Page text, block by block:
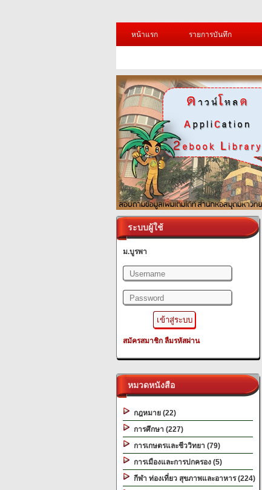
หน้าแรก
รายการบันทึก
ระบบผู้ใช้
ม.บูรพา
สมัครสมาชิก ลืมรหัสผ่าน
หมวดหนังสือ
กฎหมาย (22)
การศึกษา (227)
การเกษตรและชีววิทยา (79)
การเมืองและการปกครอง (5)
กีฬา ท่องเที่ยว สุขภาพและอาหาร (224)